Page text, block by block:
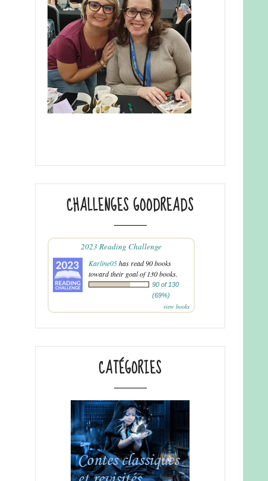
CHALLENGES GOODREADS
2023 Reading Challenge
Karline05has read 90 books
toward their goal of 130 books.
90 of 130
(69%)
view books
CATÉGORIES